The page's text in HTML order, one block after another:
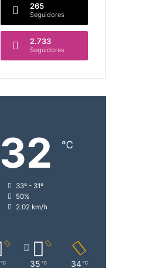
265
Seguidores
2.733
Seguidores
32 ℃
33º - 31º
50%
2.02 km/h
℃ 35 ℃ 34 ℃